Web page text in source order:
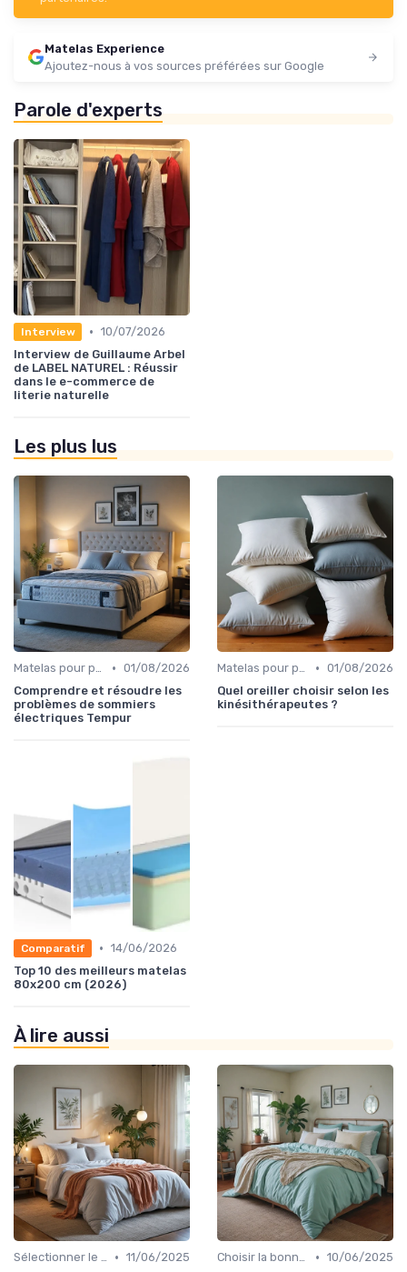
Matelas Experience
Ajoutez-nous à vos sources préférées sur Google
Parole d'experts
Interview • 10/07/2026
Interview de Guillaume Arbel
de LABEL NATUREL : Réussir
dans le e-commerce de
literie naturelle
Les plus lus
Matelas pour problèmes de dos • 01/08/2026
Comprendre et résoudre les
problèmes de sommiers
électriques Tempur
Matelas pour problèmes de dos • 01/08/2026
Quel oreiller choisir selon les
kinésithérapeutes ?
Comparatif • 14/06/2026
Top 10 des meilleurs matelas
80x200 cm (2026)
À lire aussi
Sélectionner le niveau de fermeté • 11/06/2025
Choisir la bonne taille • 10/06/2025